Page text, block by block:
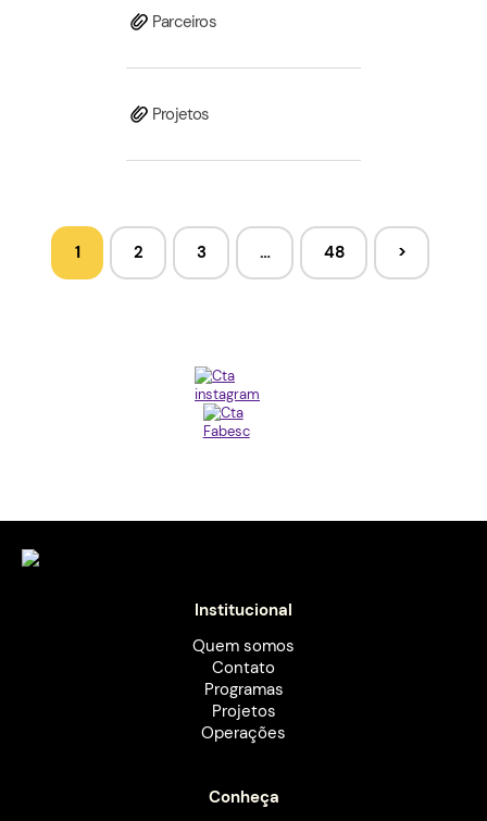
Parceiros
Projetos
1 2 3 … 48 >
Institucional
Quem somos
Contato
Programas
Projetos
Operações
Conheça